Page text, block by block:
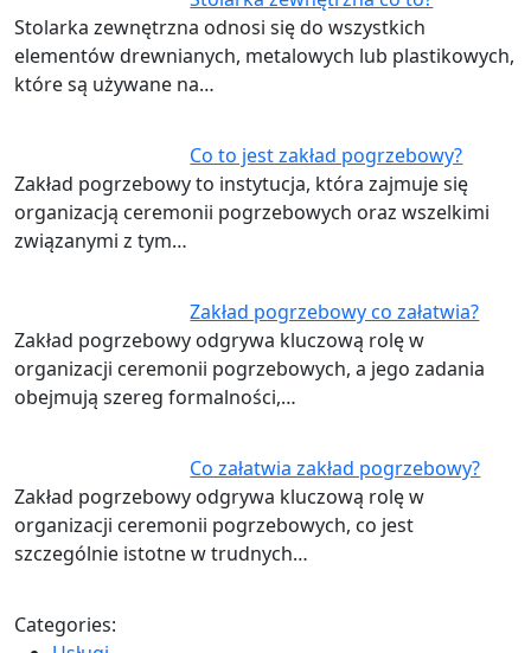
Stolarka zewnętrzna odnosi się do wszystkich
elementów drewnianych, metalowych lub plastikowych,
które są używane na…
Co to jest zakład pogrzebowy?
Zakład pogrzebowy to instytucja, która zajmuje się
organizacją ceremonii pogrzebowych oraz wszelkimi
związanymi z tym…
Zakład pogrzebowy co załatwia?
Zakład pogrzebowy odgrywa kluczową rolę w
organizacji ceremonii pogrzebowych, a jego zadania
obejmują szereg formalności,…
Co załatwia zakład pogrzebowy?
Zakład pogrzebowy odgrywa kluczową rolę w
organizacji ceremonii pogrzebowych, co jest
szczególnie istotne w trudnych…
Categories: